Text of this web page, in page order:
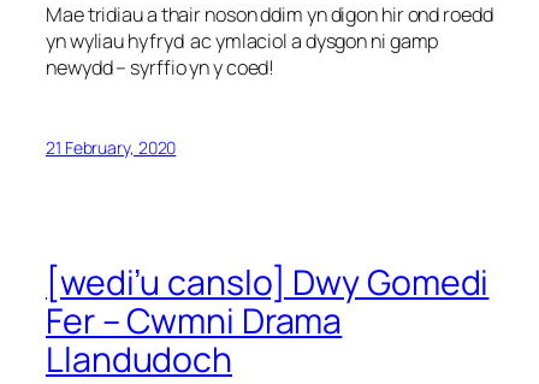
Mae tridiau a thair noson ddim yn digon hir ond roedd
yn wyliau hyfryd ac ymlaciol a dysgon ni gamp
newydd – syrffio yn y coed!
21 February, 2020
[wedi’u canslo] Dwy Gomedi
Fer – Cwmni Drama
Llandudoch